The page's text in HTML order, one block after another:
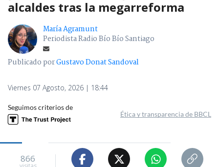
alcaldes tras la megarreforma
María Agramunt
Periodista Radio Bío Bío Santiago
Publicado porGustavo Donat Sandoval
Viernes 07 Agosto, 2026 | 18:44
Seguimos criterios de
Ética y transparencia de BBCL
866